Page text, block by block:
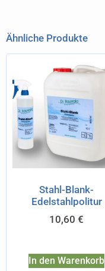
Ähnliche Produkte
Stahl-Blank-
Edelstahlpolitur
10,60 €
In den Warenkorb